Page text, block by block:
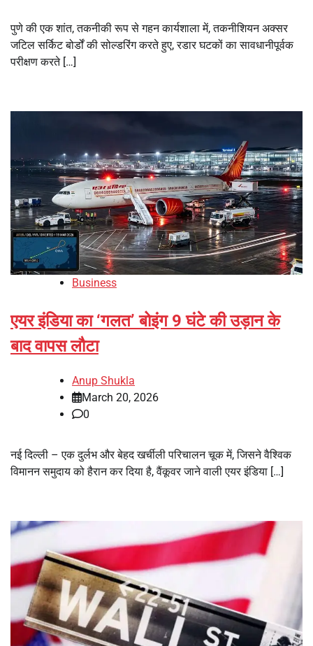
पुणे की एक शांत, तकनीकी रूप से गहन कार्यशाला में, तकनीशियन अक्सर
जटिल सर्किट बोर्डों की सोल्डरिंग करते हुए, रडार घटकों का सावधानीपूर्वक
परीक्षण करते […]
Business
एयर इंडिया का ‘गलत’ बोइंग 9 घंटे की उड़ान के
बाद वापस लौटा
Anup Shukla
March 20, 2026
0
नई दिल्ली – एक दुर्लभ और बेहद खर्चीली परिचालन चूक में, जिसने वैश्विक
विमानन समुदाय को हैरान कर दिया है, वैंकूवर जाने वाली एयर इंडिया […]